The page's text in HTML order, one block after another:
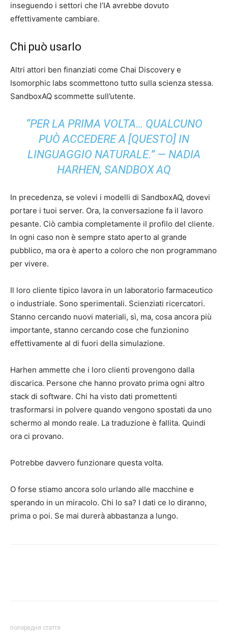
inseguendo i settori che l’IA avrebbe dovuto
effettivamente cambiare.
Chi può usarlo
Altri attori ben finanziati come Chai Discovery e
Isomorphic labs scommettono tutto sulla scienza stessa.
SandboxAQ scommette sull’utente.
“PER LA PRIMA VOLTA… QUALCUNO
PUÒ ACCEDERE A [QUESTO] IN
LINGUAGGIO NATURALE.” — NADIA
HARHEN, SANDBOX AQ
In precedenza, se volevi i modelli di SandboxAQ, dovevi
portare i tuoi server. Ora, la conversazione fa il lavoro
pesante. Ciò cambia completamente il profilo del cliente.
In ogni caso non è sempre stato aperto al grande
pubblico, ma ora è aperto a coloro che non programmano
per vivere.
Il loro cliente tipico lavora in un laboratorio farmaceutico
o industriale. Sono sperimentali. Scienziati ricercatori.
Stanno cercando nuovi materiali, sì, ma, cosa ancora più
importante, stanno cercando cose che funzionino
effettivamente al di fuori della simulazione.
Harhen ammette che i loro clienti provengono dalla
discarica. Persone che hanno provato prima ogni altro
stack di software. Chi ha visto dati promettenti
trasformarsi in polvere quando vengono spostati da uno
schermo al mondo reale. La traduzione è fallita. Quindi
ora ci provano.
Potrebbe davvero funzionare questa volta.
O forse stiamo ancora solo urlando alle macchine e
sperando in un miracolo. Chi lo sa? I dati ce lo diranno,
prima o poi. Se mai durerà abbastanza a lungo.
попередня стаття